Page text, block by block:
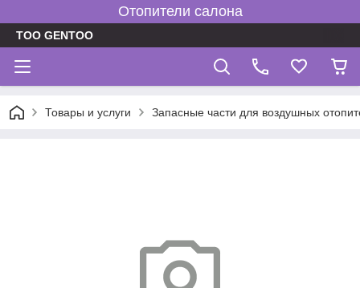
Отопители салона
TOO GENTOO
Товары и услуги Запасные части для воздушных